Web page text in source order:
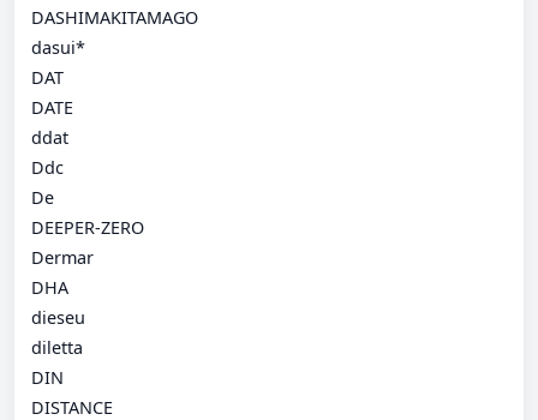
DASHIMAKITAMAGO
dasui*
DAT
DATE
ddat
Ddc
De
DEEPER-ZERO
Dermar
DHA
dieseu
diletta
DIN
DISTANCE